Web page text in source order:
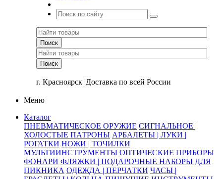
г. Красноярск |Доставка по всей России
Меню
Каталог
ПНЕВМАТИЧЕСКОЕ ОРУЖИЕ СИГНАЛЬНОЕ |
ХОЛОСТЫЕ ПАТРОНЫ АРБАЛЕТЫ | ЛУКИ |
РОГАТКИ НОЖИ | ТОЧИЛКИ
МУЛЬТИИНСТРУМЕНТЫ ОПТИЧЕСКИЕ ПРИБОРЫ
ФОНАРИ ФЛЯЖКИ | ПОДАРОЧНЫЕ НАБОРЫ ДЛЯ
ПИКНИКА ОДЕЖДА | ПЕРЧАТКИ ЧАСЫ |